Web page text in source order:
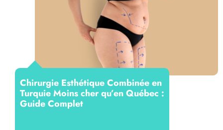
Chirurgie Esthétique Combinée en
Turquie Moins cher qu’en Québec :
Guide Complet